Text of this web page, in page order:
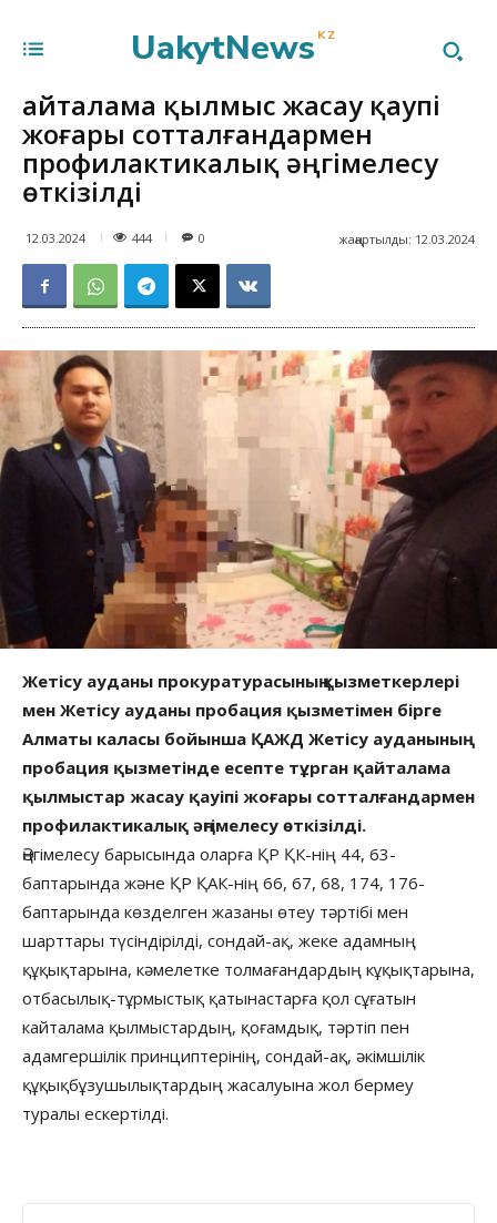
UakytNews KZ
Қайталама қылмыс жасау қаупі
жоғары сотталғандармен
профилактикалық әңгімелесу
өткізілді
12.03.2024 444 жаңартылды: 12.03.2024
0
Жетісу ауданы прокуратурасының қызметкерлері
мен Жетісу ауданы пробация қызметімен бірге
Алматы каласы бойынша ҚАЖД Жетісу ауданының
пробация қызметінде есепте тұрган қайталама
қылмыстар жасау қауіпі жоғары сотталғандармен
профилактикалық әңгімелесу өткізілді.
Әңгімелесу барысында оларға ҚР ҚК-нің 44, 63-
баптарында және ҚР ҚАК-нің 66, 67, 68, 174, 176-
баптарында көзделген жазаны өтеу тәртібі мен
шарттары түсіндірілді, сондай-ақ, жеке адамның
құқықтарына, кәмелетке толмағандардың кұқықтарына,
отбасылық-тұрмыстық қатынастарға қол сұғатын
кайталама қылмыстардың, қоғамдық, тәртіп пен
адамгершілік принциптерінің, сондай-ақ, әкімшілік
құқықбұзушылықтардың жасалуына жол бермеу
туралы ескертілді.